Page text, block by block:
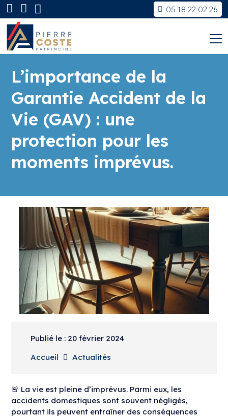
05 18 22 02 26
L’importance de la
Garantie Accident de la
Vie (GAV) : une
protection pour les
moments imprévus.
Publié le : 20 février 2024
Accueil
Actualités
🚨 La vie est pleine d’imprévus. Parmi eux, les
accidents domestiques sont souvent négligés,
pourtant ils peuvent entraîner des conséquences